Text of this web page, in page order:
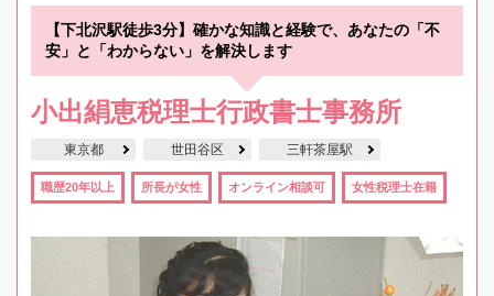
【下北沢駅徒歩3分】確かな知識と経験で、あなたの「不
安」と「わからない」を解決します
小出絹恵税理士行政書士事務所
東京都 世田谷区 三軒茶屋駅
職歴20年以上 所長が女性 オンライン相談可 女性税理士在籍